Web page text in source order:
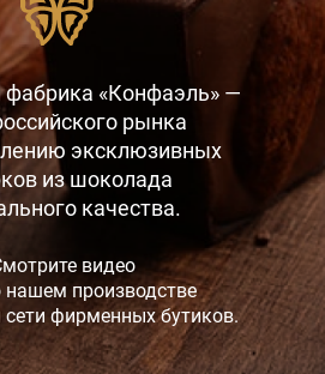
«Конфаэль» —
рынка
эксклюзивных
из шоколада
качества.
видео
нашем производстве
сети фирменных бутиков.